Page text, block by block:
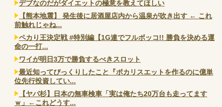
デブなのだがダイエットの極意を教えてほしい
【熊本地震】 発生後に居酒屋店内から温泉が吹き出す ← これ
前触れじゃね...
ペカり王決定戦 #特別編【1G連でフルボッコ!! 勝負を決める運
命の一打...
ワイが明日3万で勝負するべきスロット
最近知ってびっくりしたこと『ポカリスエットを作るのに億単
位先行投資してい...
【ヤバ杉】日本の無車検車「実は俺たち20万台も走ってます
ｗ」←これどうす...